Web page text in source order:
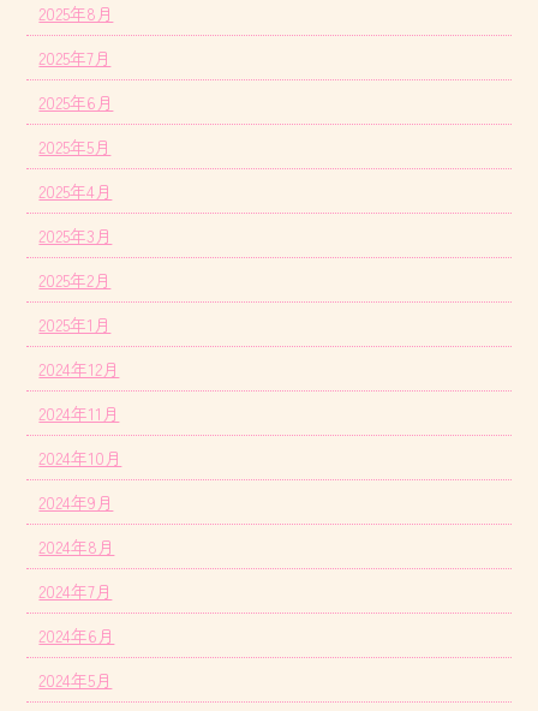
2025年8月
2025年7月
2025年6月
2025年5月
2025年4月
2025年3月
2025年2月
2025年1月
2024年12月
2024年11月
2024年10月
2024年9月
2024年8月
2024年7月
2024年6月
2024年5月